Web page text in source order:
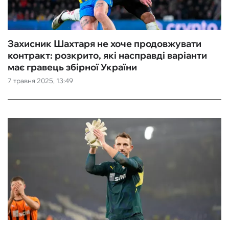
7 травня 2025, 13:49
Захисник Шахтаря не хоче продовжувати
контракт: розкрито, які насправді варіанти
має гравець збірної України